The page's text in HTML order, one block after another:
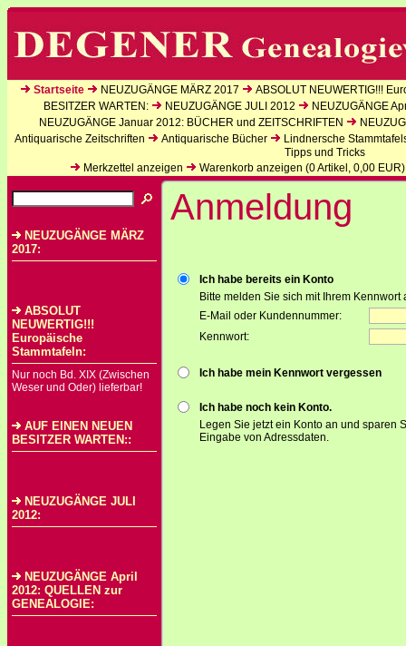
Startseite NEUZUGÄNGE MÄRZ 2017
ABSOLUT NEUWERTIG!!!
BESITZER WARTEN:
NEUZUGÄNGE JULI 2012
NEUZUGÄNGE
NEUZUGÄNGE Januar 2012: BÜCHER und ZEITSCHRIFTEN
Antiquarische Zeitschriften
Antiquarische Bücher
Lindnersche
Tipps und Tricks
Merkzettel anzeigen
Warenkorb anzeigen (0Artikel, 0,00 EUR)
NEUZUGÄNGE MÄRZ
2017:
ABSOLUT
NEUWERTIG!!!
Europäische
Stammtafeln:
Nur noch Bd. XIX (Zwischen
Weser und Oder) lieferbar!
AUF EINEN NEUEN
BESITZER WARTEN::
NEUZUGÄNGE JULI
2012:
NEUZUGÄNGE April
2012: QUELLEN zur
GENEALOGIE:
Anmeldung
Ich habe bereits ein Konto
Bitte melden Sie sich mit Ihrem Kennwort
E-Mail oder Kundennummer:
Kennwort:
Ich habe mein Kennwort vergessen
Ich habe noch kein Konto.
Legen Sie jetzt ein Konto an und sparen
Eingabe von Adressdaten.